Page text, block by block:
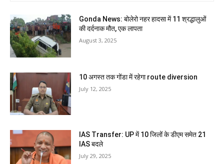
Gonda News: बोलेरो नहर हादसा में 11 श्रद्धालुओं
की दर्दनाक मौत, एक लापता
August 3, 2025
10 अगस्त तक गोंडा में रहेगा route diversion
July 12, 2025
IAS Transfer: UP में 10 जिलों के डीएम समेत 21
IAS बदले
July 29, 2025